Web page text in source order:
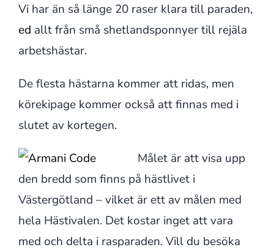
Vi har än så länge 20 raser klara till paraden,
ed allt från små shetlandsponnyer till rejäla
arbetshästar.
De flesta hästarna kommer att ridas, men
körekipage kommer också att finnas med i
slutet av kortegen.
Målet är att visa upp
den bredd som finns på hästlivet i
Västergötland – vilket är ett av målen med
hela Hästivalen. Det kostar inget att vara
med och delta i rasparaden. Vill du besöka